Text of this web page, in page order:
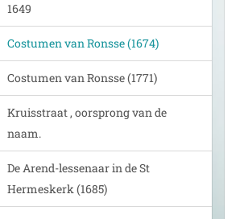
1649
Costumen van Ronsse (1674)
Costumen van Ronsse (1771)
Kruisstraat , oorsprong van de
naam.
De Arend-lessenaar in de St
Hermeskerk (1685)